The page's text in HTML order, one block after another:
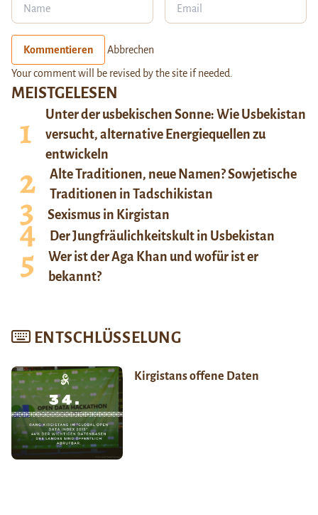
MEISTGELESEN
Unter der usbekischen Sonne: Wie Usbekistan
versucht, alternative Energiequellen zu
entwickeln
Alte Traditionen, neue Namen? Sowjetische
Traditionen in Tadschikistan
Sexismus in Kirgistan
Der Jungfräulichkeitskult in Usbekistan
Wer ist der Aga Khan und wofür ist er
bekannt?
ENTSCHLÜSSELUNG
Kirgistans offene Daten
Kommentieren Abbrechen
Your comment will be revised by the site if needed.